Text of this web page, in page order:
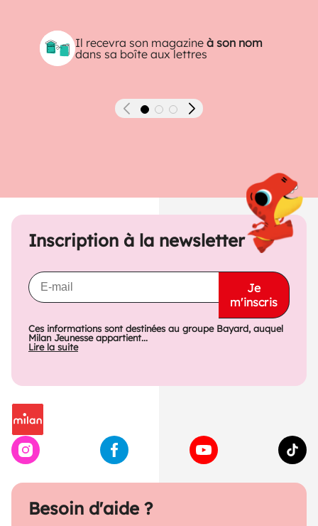
Il recevra son magazineà son nom
dans sa boîte aux lettres
Précédent Suivant
Besoin d'aide ?
Inscription à la newsletter
Je
m'inscris
Ces informations sont destinées au groupe Bayard, auquel
Milan Jeunesse appartient...
Lire la suite